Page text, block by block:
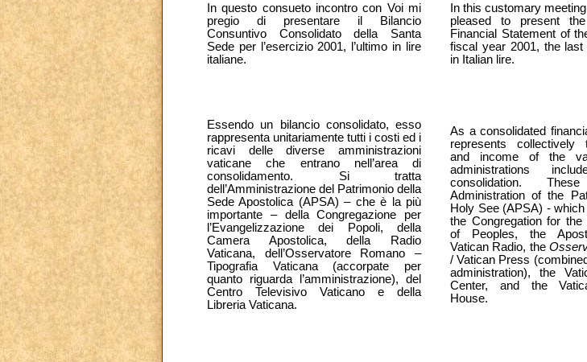
In questo consueto incontro con Voi mi
pregio di presentare il Bilancio
Consuntivo Consolidato della Santa
Sede per l’esercizio 2001, l’ultimo in lire
italiane.
In this customary
pleased to present the
Financial Statement of
fiscal year 2001, the last
in Italian lire.
Essendo un bilancio consolidato, esso
rappresenta unitariamente tutti i costi ed i
ricavi delle diverse amministrazioni
vaticane che entrano nell’area di
consolidamento. Si tratta
dell’Amministrazione del Patrimonio della
Sede Apostolica (APSA) – che è la più
importante – della Congregazione per
l’Evangelizzazione dei Popoli, della
Camera Apostolica, della Radio
Vaticana, dell’Osservatore Romano –
Tipografia Vaticana (accorpate per
quanto riguarda l’amministrazione), del
Centro Televisivo Vaticano e della
Libreria Vaticana.
As a consolidated
represents collectively
and income of the
administrations
consolidation.
Administration of the
Holy See (APSA) -
the Congregation for the
of Peoples, the
Vatican Radio, the
/ Vatican Press
administration), the
Center, and the
House.